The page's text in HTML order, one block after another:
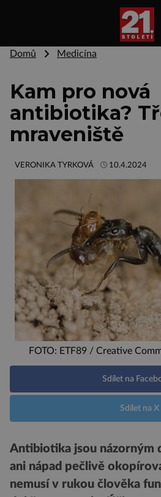
Domů Medicína
Kam pro nová
antibiotika?
mraveniště
VERONIKA TYRKOVÁ 10.4.2024
FOTO: ETF89 / Creative
Sdílet na
Sdílet na X
Antibiotika jsou názorným
ani nápad pečlivě
nemusí v rukou člověka